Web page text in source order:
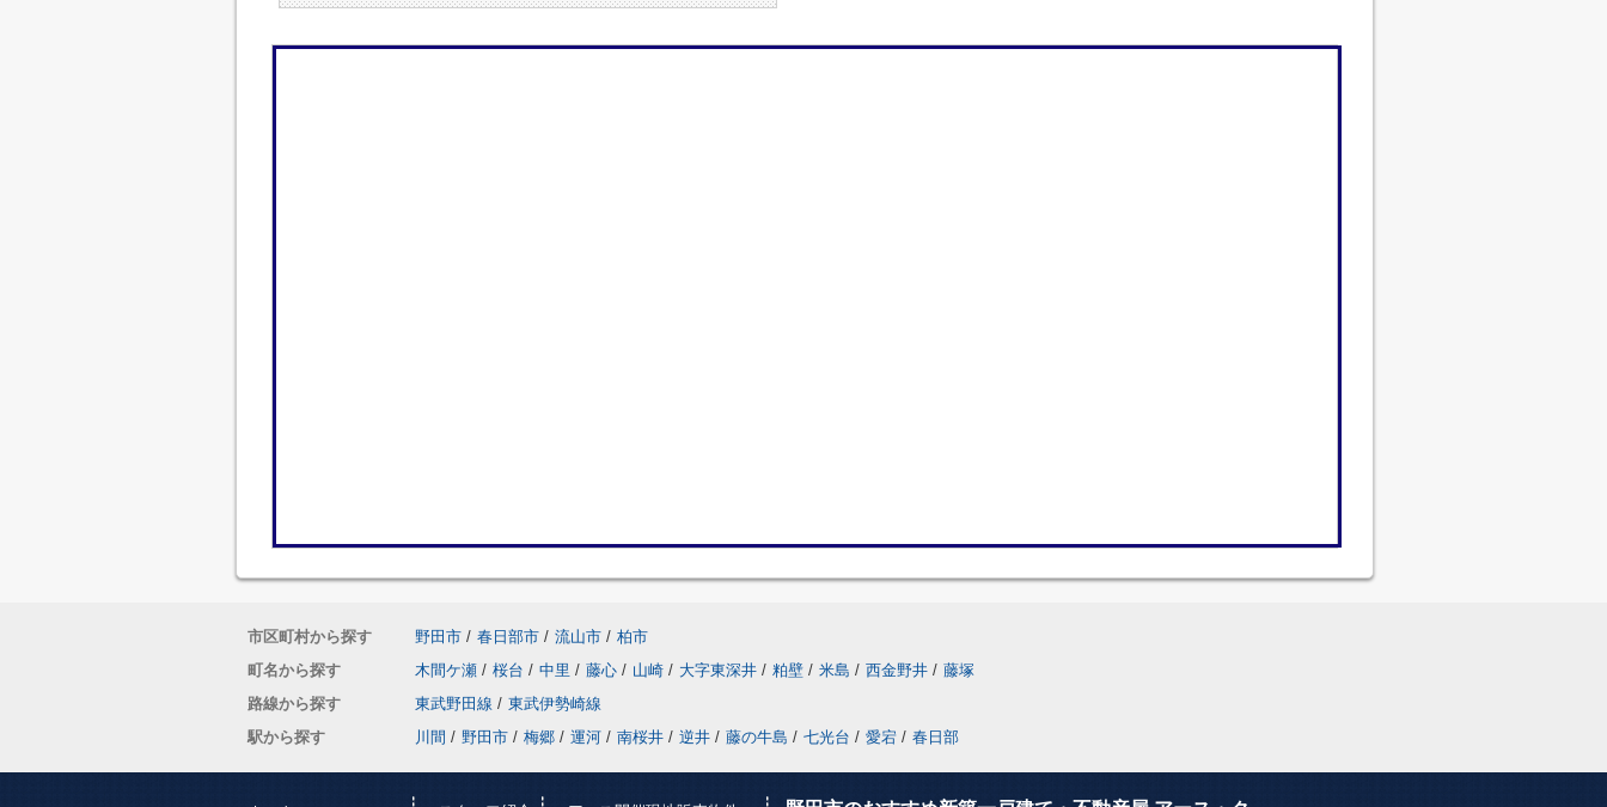
市区町村から探す 野田市 / 春日部市 / 流山市 / 柏市
町名から探す
木間ケ瀬 / 桜台 / 中里 / 藤心 / 山崎 / 大字東深井 / 粕壁 / 米島 / 西金野井 / 藤塚
路線から探す
東武野田線 / 東武伊勢崎線
駅から探す
川間 / 野田市 / 梅郷 / 運河 / 南桜井 / 逆井 / 藤の牛島 / 七光台 / 愛宕 / 春日部